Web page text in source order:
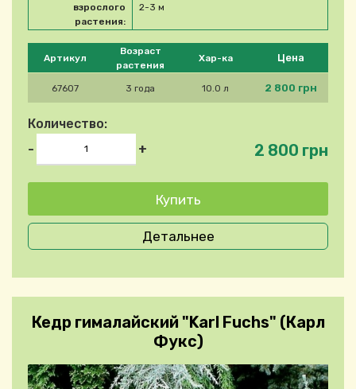
Please select product
Артикул
Возраст
растения
Хар-ка Цена
67607 3 года 10.0 л 2 800 грн
Количество:
-
+ 2 800 грн
взрослого
растения:
2-3 м
Детальнее
Кедр гималайский "Karl Fuchs" (Карл
Фукс)